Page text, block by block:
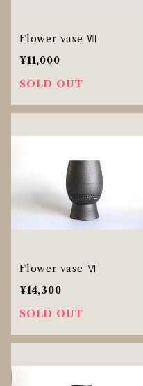
Flower vase Ⅷ
¥11,000
SOLD OUT
Flower vase Ⅵ
¥14,300
SOLD OUT